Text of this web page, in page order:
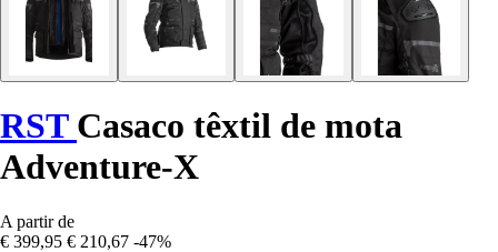
RST Casaco têxtil de mota
Adventure-X
A partir de
€ 399,95 € 210,67 -47%